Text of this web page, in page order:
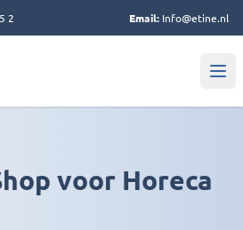
2 Email: Info@etine.nl
voor Horeca